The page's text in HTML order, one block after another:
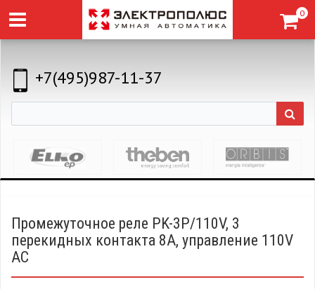
0
+7(495)987-11-37
Промежуточное реле PK-3P/110V, 3
перекидных контакта 8А, управление 110V
AC